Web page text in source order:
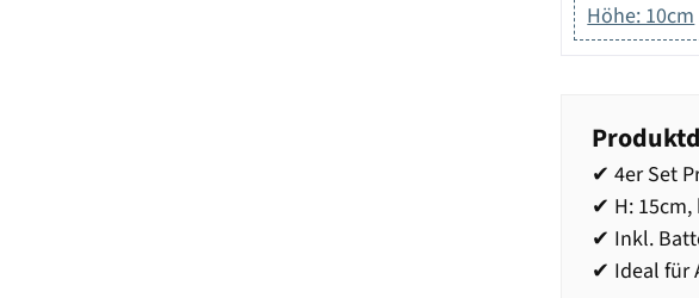
Höhe: 10cm
✔ 4er Set
✔ H: 15cm,
✔ Inkl.
✔ Ideal für